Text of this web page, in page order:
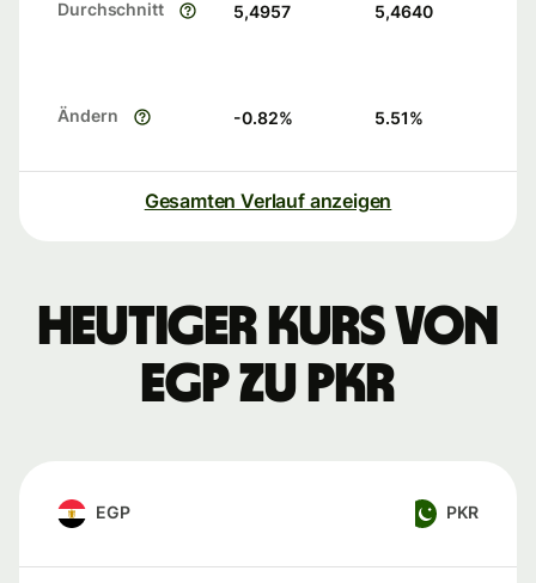
Durchschnitt 5,4957 5,4640
Ändern -0.82% 5.51%
Gesamten Verlauf anzeigen
Heutiger Kurs von
EGP zu PKR
EGP PKR